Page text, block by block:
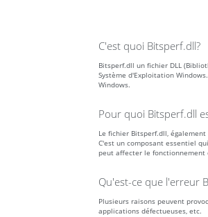
C'est quoi Bitsperf.dll?
Bitsperf.dll un fichier DLL
Système d'Exploitation
Windows.
Pour quoi Bitsperf.dll
Le fichier Bitsperf.dll,
C'est un composant essentiel
peut affecter le fonctionnement
Qu'est-ce que l'erreur
Plusieurs raisons peuvent
applications défectueuses, etc.